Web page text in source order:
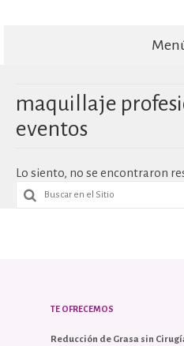
maquillaje
eventos
Lo siento, no se encontraron
TE OFRECEMOS
Reducción de Grasa sin